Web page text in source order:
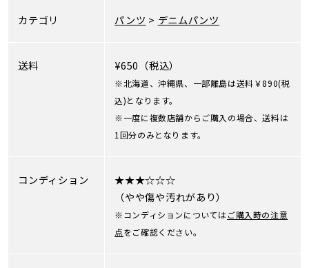
カテゴリ パンツ > デニムパンツ
送料 ¥650（税込）
※北海道、沖縄県、一部離島は送料￥890(税
込)となります。
※一度に複数店舗からご購入の場合、送料は
1回分のみとなります。
コンディション
★★★☆☆☆
（やや傷や汚れがあり）
※コンディションについてはご購入時の注意
点をご確認ください。